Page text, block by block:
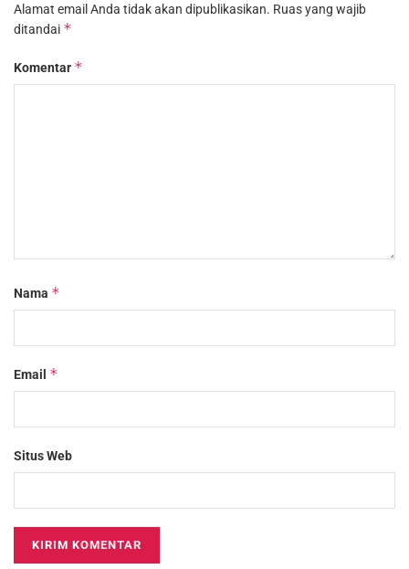
Alamat email Anda tidak akan dipublikasikan. Ruas yang wajib
ditandai *
Komentar *
Nama *
Email *
Situs Web